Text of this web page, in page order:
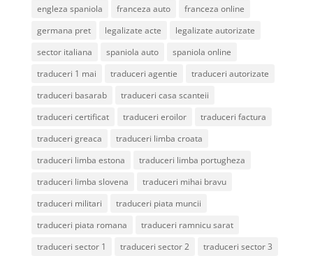
engleza spaniola
franceza auto
franceza online
germana pret
legalizate acte
legalizate autorizate
sector italiana
spaniola auto
spaniola online
traduceri 1 mai
traduceri agentie
traduceri autorizate
traduceri basarab
traduceri casa scanteii
traduceri certificat
traduceri eroilor
traduceri factura
traduceri greaca
traduceri limba croata
traduceri limba estona
traduceri limba portugheza
traduceri limba slovena
traduceri mihai bravu
traduceri militari
traduceri piata muncii
traduceri piata romana
traduceri ramnicu sarat
traduceri sector 1
traduceri sector 2
traduceri sector 3